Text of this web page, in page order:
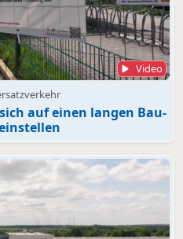
Video
auf einen langen Bau-